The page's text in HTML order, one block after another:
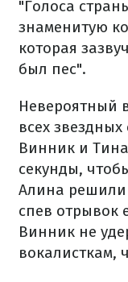
"Голоса
знаменитую
которая
был пес".
Невероятный
всех
Винник и
секунды,
Алина решили
спев отрывок
Винник не
вокалисткам,